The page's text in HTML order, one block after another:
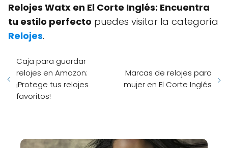
Relojes Watx en El Corte Inglés: Encuentra
tu estilo perfecto puedes visitar la categoría
Relojes.
Caja para guardar
relojes en Amazon:
¡Protege tus relojes
favoritos!
Marcas de relojes para
mujer en El Corte Inglés